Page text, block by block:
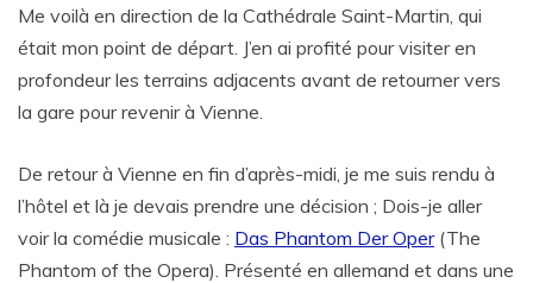
Me voilà en direction de la Cathédrale Saint-Martin, qui
était mon point de départ. J’en ai profité pour visiter en
profondeur les terrains adjacents avant de retourner vers
la gare pour revenir à Vienne.
De retour à Vienne en fin d’après-midi, je me suis rendu à
l’hôtel et là je devais prendre une décision ; Dois-je aller
voir la comédie musicale : Das Phantom Der Oper(The
Phantom of the Opera). Présenté en allemand et dans une